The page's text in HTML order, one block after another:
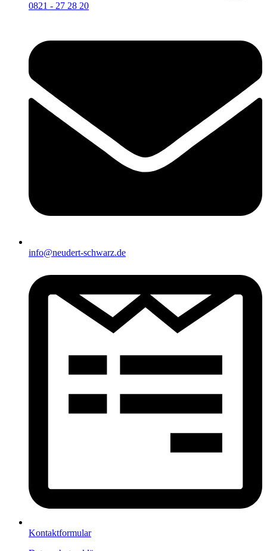
0821 - 27 28 20
info@neudert-schwarz.de
Kontaktformular